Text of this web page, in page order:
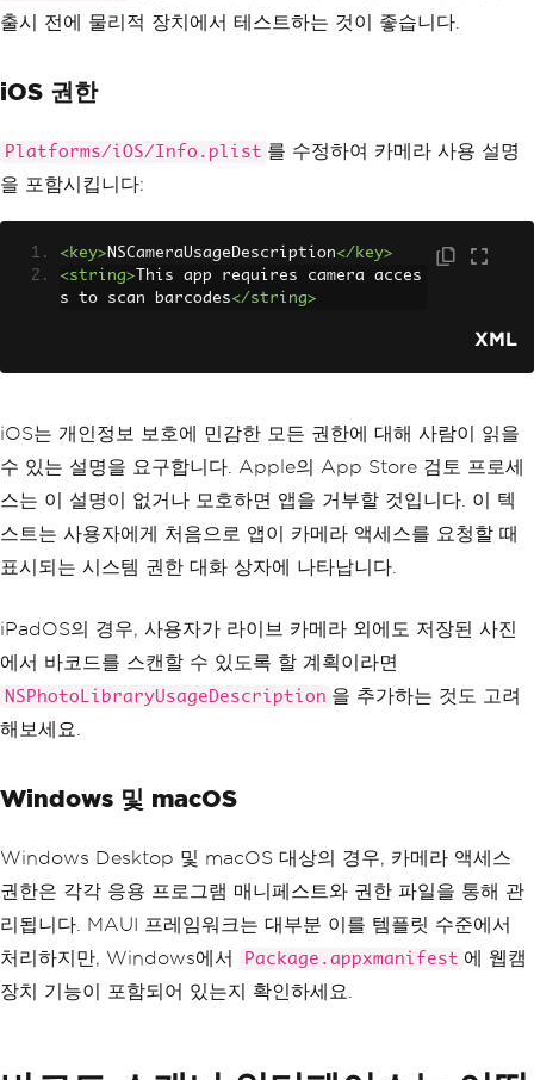
출시 전에 물리적 장치에서 테스트하는 것이 좋습니다.
iOS 권한
Platforms/iOS/Info.plist 를 수정하여 카메라 사용 설명
을 포함시킵니다:
<key> NSCameraUsageDescription</key>
<string> This app requires camera acces
s to scan barcodes</string>
XML
iOS는 개인정보 보호에 민감한 모든 권한에 대해 사람이 읽을
수 있는 설명을 요구합니다. Apple의 App Store 검토 프로세
스는 이 설명이 없거나 모호하면 앱을 거부할 것입니다. 이 텍
스트는 사용자에게 처음으로 앱이 카메라 액세스를 요청할 때
표시되는 시스템 권한 대화 상자에 나타납니다.
iPadOS의 경우, 사용자가 라이브 카메라 외에도 저장된 사진
에서 바코드를 스캔할 수 있도록 할 계획이라면
NSPhotoLibraryUsageDescription 을 추가하는 것도 고려
해보세요.
Windows 및 macOS
Windows Desktop 및 macOS 대상의 경우, 카메라 액세스
권한은 각각 응용 프로그램 매니페스트와 권한 파일을 통해 관
리됩니다. MAUI 프레임워크는 대부분 이를 템플릿 수준에서
처리하지만, Windows에서
Package.appxmanifest 에 웹캠
장치 기능이 포함되어 있는지 확인하세요.